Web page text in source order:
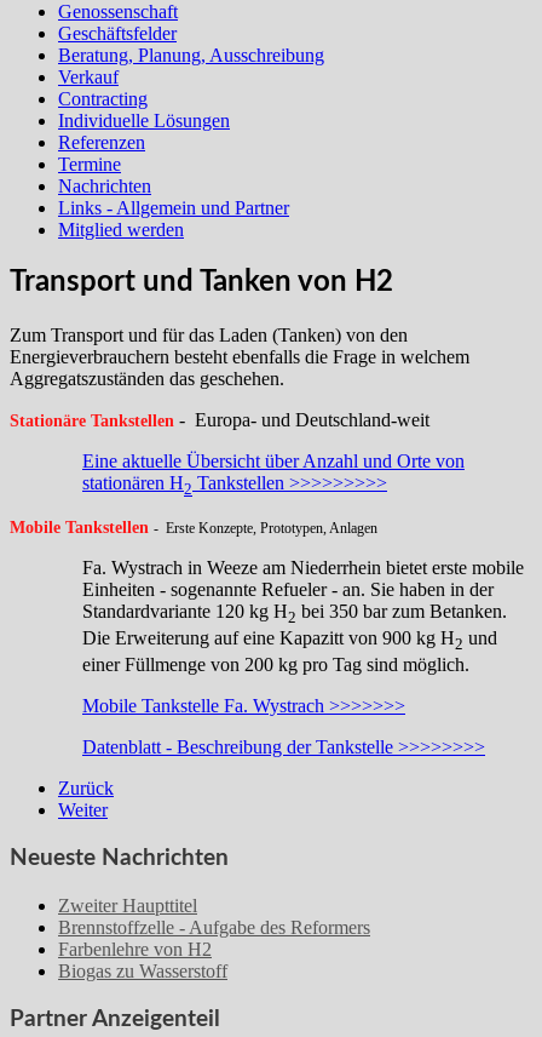
Genossenschaft
Geschäftsfelder
Beratung, Planung, Ausschreibung
Verkauf
Contracting
Individuelle Lösungen
Referenzen
Termine
Nachrichten
Links - Allgemein und Partner
Mitglied werden
Transport und Tanken von H2
Zum Transport und für das Laden (Tanken) von den
Energieverbrauchern besteht ebenfalls die Frage in welchem
Aggregatszuständen das geschehen.
Stationäre Tankstellen - Europa- und Deutschland-weit
Eine aktuelle Übersicht über Anzahl und Orte von
stationären H2 Tankstellen >>>>>>>>>
Mobile Tankstellen - Erste Konzepte, Prototypen, Anlagen
Fa. Wystrach in Weeze am Niederrhein bietet erste mobile
Einheiten - sogenannte Refueler - an. Sie haben in der
Standardvariante 120 kg H2 bei 350 bar zum Betanken.
Die Erweiterung auf eine Kapazitt von 900 kg H2 und
einer Füllmenge von 200 kg pro Tag sind möglich.
Mobile Tankstelle Fa. Wystrach >>>>>>>
Datenblatt - Beschreibung der Tankstelle >>>>>>>>
Zurück
Weiter
Neueste Nachrichten
Zweiter Haupttitel
Brennstoffzelle - Aufgabe des Reformers
Farbenlehre von H2
Biogas zu Wasserstoff
Partner Anzeigenteil